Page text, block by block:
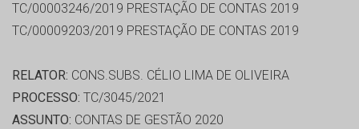
TC/00003246/2019 PRESTAÇÃO DE CONTAS 2019
TC/00009203/2019 PRESTAÇÃO DE CONTAS 2019
RELATOR: CONS.SUBS. CÉLIO LIMA DE OLIVEIRA
PROCESSO: TC/3045/2021
ASSUNTO: CONTAS DE GESTÃO 2020